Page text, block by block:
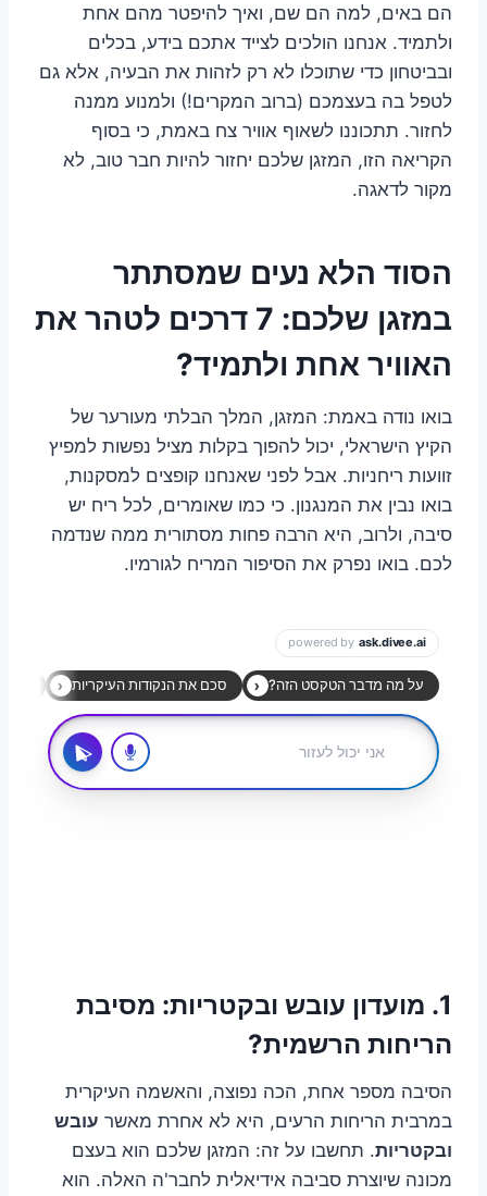
הם באים, למה הם שם, ואיך להיפטר מהם אחת
ולתמיד. אנחנו הולכים לצייד אתכם בידע, בכלים
ובביטחון כדי שתוכלו לא רק לזהות את הבעיה, אלא גם
לטפל בה בעצמכם (ברוב המקרים!) ולמנוע ממנה
לחזור. תתכוננו לשאוף אוויר צח באמת, כי בסוף
הקריאה הזו, המזגן שלכם יחזור להיות חבר טוב, לא
מקור לדאגה.
הסוד הלא נעים שמסתתר
במזגן שלכם: 7 דרכים לטהר את
האוויר אחת ולתמיד?
בואו נודה באמת: המזגן, המלך הבלתי מעורער של
הקיץ הישראלי, יכול להפוך בקלות מציל נפשות למפיץ
זוועות ריחניות. אבל לפני שאנחנו קופצים למסקנות,
בואו נבין את המנגנון. כי כמו שאומרים, לכל ריח יש
סיבה, ולרוב, היא הרבה פחות מסתורית ממה שנדמה
לכם. בואו נפרק את הסיפור המריח לגורמיו.
1. מועדון עובש ובקטריות: מסיבת
הריחות הרשמית?
הסיבה מספר אחת, הכה נפוצה, והאשמה העיקרית
במרבית הריחות הרעים, היא לא אחרת מאשר עובש
ובקטריות. תחשבו על זה: המזגן שלכם הוא בעצם
מכונה שיוצרת סביבה אידיאלית לחבר'ה האלה. הוא